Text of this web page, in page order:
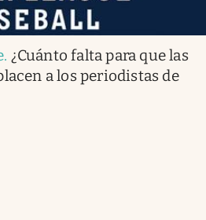
. ¿Cuánto falta para que las
a los periodistas de